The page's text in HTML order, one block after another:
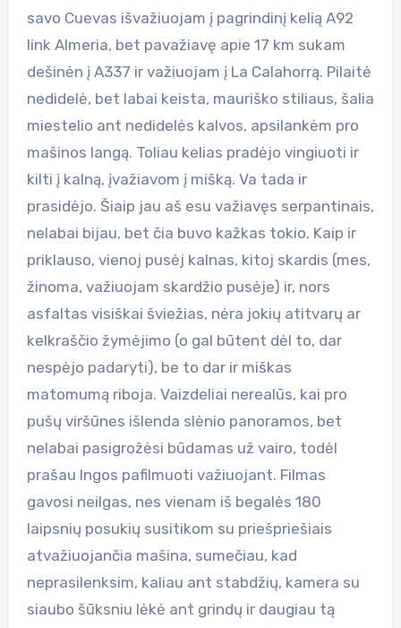
savo Cuevas išvažiuojam į pagrindinį kelią A92
link Almeria, bet pavažiavę apie 17 km sukam
dešinėn į A337 ir važiuojam į La Calahorrą. Pilaitė
nedidelė, bet labai keista, mauriško stiliaus, šalia
miestelio ant nedidelės kalvos, apsilankėm pro
mašinos langą. Toliau kelias pradėjo vingiuoti ir
kilti į kalną, įvažiavom į mišką. Va tada ir
prasidėjo. Šiaip jau aš esu važiavęs serpantinais,
nelabai bijau, bet čia buvo kažkas tokio. Kaip ir
priklauso, vienoj pusėj kalnas, kitoj skardis (mes,
žinoma, važiuojam skardžio pusėje) ir, nors
asfaltas visiškai šviežias, nėra jokių atitvarų ar
kelkraščio žymėjimo (o gal būtent dėl to, dar
nespėjo padaryti), be to dar ir miškas
matomumą riboja. Vaizdeliai nerealūs, kai pro
pušų viršūnes išlenda slėnio panoramos, bet
nelabai pasigrožėsi būdamas už vairo, todėl
prašau Ingos pafilmuoti važiuojant. Filmas
gavosi neilgas, nes vienam iš begalės 180
laipsnių posukių susitikom su priešpriešiais
atvažiuojančia mašina, sumečiau, kad
neprasilenksim, kaliau ant stabdžių, kamera su
siaubo šūksniu lėkė ant grindų ir daugiau tą